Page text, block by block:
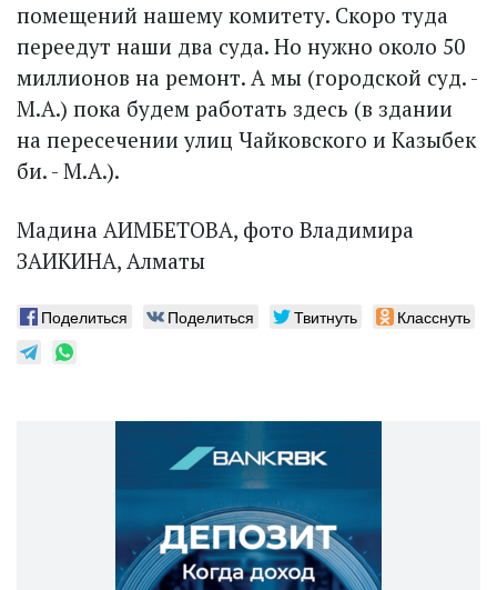
помещений нашему комитету. Скоро туда
переедут наши два суда. Но нужно около 50
миллионов на ремонт. А мы (городской суд. -
М.А.) пока будем работать здесь (в здании
на пересечении улиц Чайковского и Казыбек
би. - М.А.).
Мадина АИМБЕТОВА, фото Владимира
ЗАИКИНА, Алматы
Поделиться Поделиться Твитнуть Класснуть